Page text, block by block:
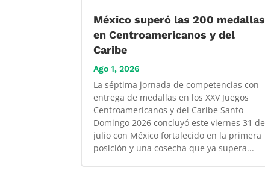
México superó las 200 medallas
en Centroamericanos y del
Caribe
Ago 1, 2026
La séptima jornada de competencias con
entrega de medallas en los XXV Juegos
Centroamericanos y del Caribe Santo
Domingo 2026 concluyó este viernes 31 de
julio con México fortalecido en la primera
posición y una cosecha que ya supera...